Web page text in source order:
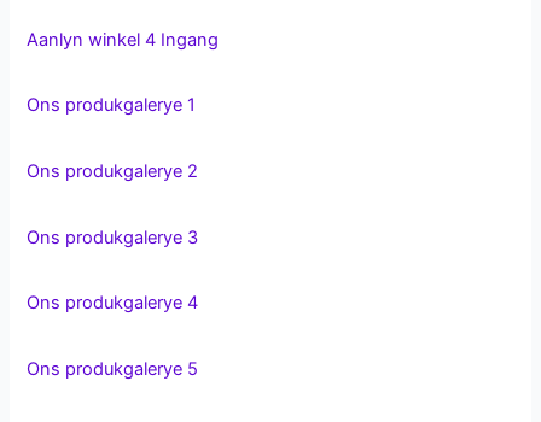
Aanlyn winkel 4 Ingang
Ons produkgalerye 1
Ons produkgalerye 2
Ons produkgalerye 3
Ons produkgalerye 4
Ons produkgalerye 5